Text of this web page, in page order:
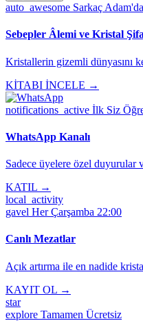
auto_awesome Sarkaç
Sebepler Âlemi ve Kristal Şifa
Kristallerin gizemli dünyasını
KİTABI İNCELE →
notifications_active İlk Siz
WhatsApp Kanalı
Sadece üyelere özel duyurular
KATIL →
local_activity
gavel Her Çarşamba 22:00
Canlı Mezatlar
Açık artırma ile en nadide
KAYIT OL →
star
explore Tamamen Ücretsiz